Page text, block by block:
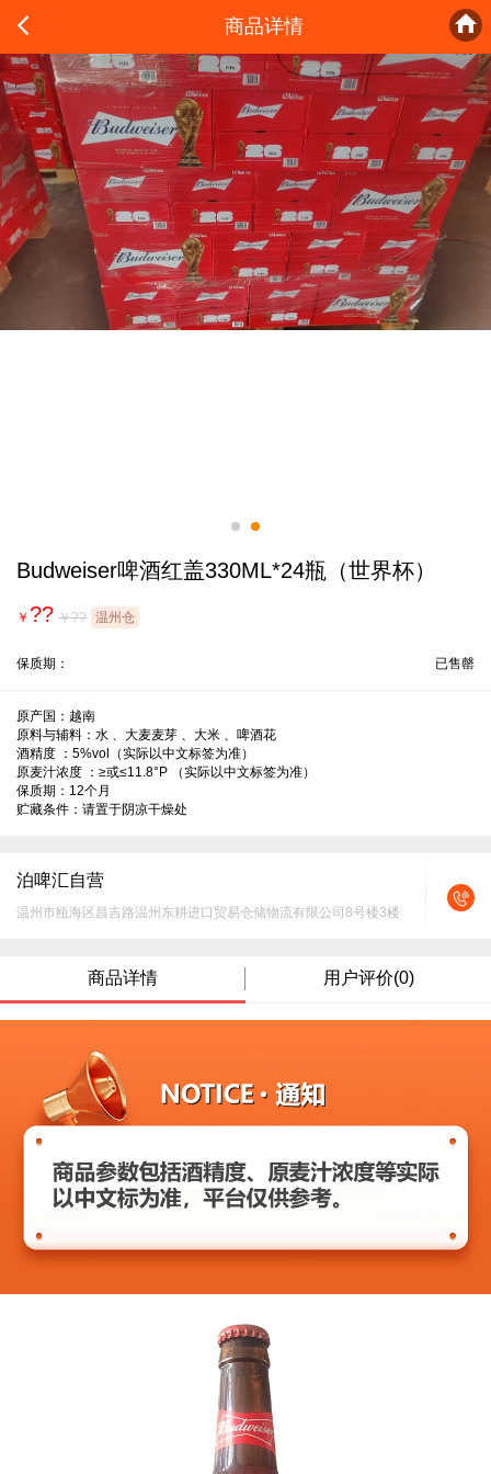
 商品详情 
Budweiser啤酒红盖330ML*24瓶（世界杯）
￥ ?? ￥?? 温州仓
保质期： 已售罄
原产国：越南
原料与辅料：水 、大麦麦芽 、大米 、啤酒花
酒精度 ：5%vol（实际以中文标签为准）
原麦汁浓度 ：≥或≤11.8°P （实际以中文标签为准）
保质期：12个月
贮藏条件：请置于阴凉干燥处
泊啤汇自营
温州市瓯海区昌吉路温州东耕进口贸易仓储物流有限公司8号楼3楼
商品详情 用户评价(0)